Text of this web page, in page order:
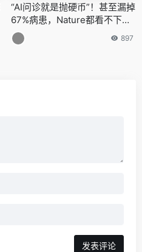
“AI问诊就是抛硬币”！甚至漏掉
67%病患，Nature都看不下去
了
897
发表评论